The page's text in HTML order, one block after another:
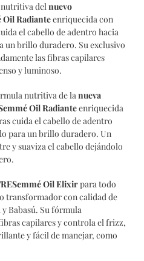
delnuevo
Oil Radianteenriquecida con
el cabello de adentro hacia
un brillo duradero. Su exclusivo
las fibras capilares
y luminoso.
nutritiva de lanueva
Oil Radianteenriquecida
cuida el cabello de adentro
para un brillo duradero. Un
y suaviza el cabello dejándolo
Oil Elixirpara todo
transformador con calidad de
Babasú. Su fórmula
capilares y controla el frizz,
y fácil de manejar, como